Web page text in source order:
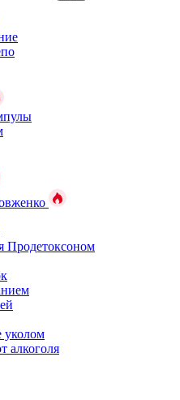
Продетоксоном
уколом
алкоголя